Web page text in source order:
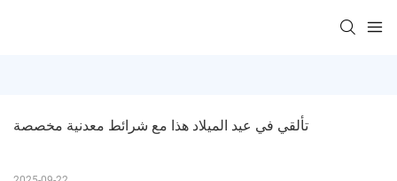
تألقي في عيد الميلاد هذا مع شرائط معدنية مخصصة